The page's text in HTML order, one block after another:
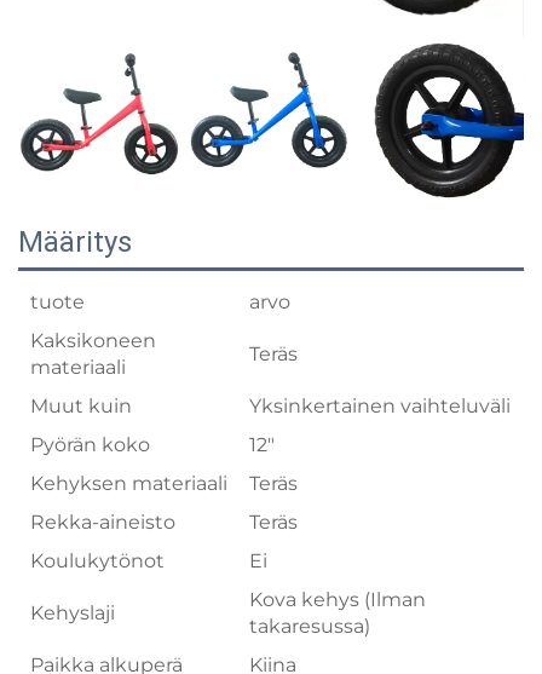
Määritys
tuote
arvo
Kaksikoneen
materiaali
Teräs
Muut kuin
Yksinkertainen vaihteluväli
Pyörän koko
12"
Kehyksen materiaali
Teräs
Rekka-aineisto
Teräs
Koulukytönot
Ei
Kehyslaji
Kova kehys (Ilman
takaresussa)
Paikka alkuperä
Kiina